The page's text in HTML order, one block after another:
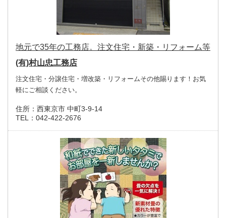
地元で35年の工務店。注文住宅・新築・リフォーム等
(有)村山忠工務店
注文住宅・分譲住宅・増改築・リフォームその他賜ります！お気
軽にご相談ください。
住所： 西東京市 中町3-9-14
TEL： 042-422-2676